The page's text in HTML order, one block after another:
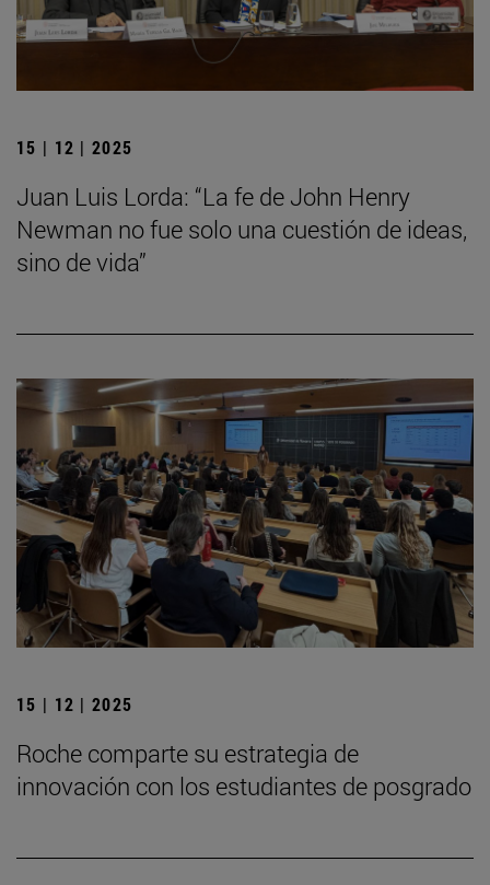
15 | 12 | 2025
Juan Luis Lorda: “La fe de John Henry
Newman no fue solo una cuestión de ideas,
sino de vida”
15 | 12 | 2025
Roche comparte su estrategia de
innovación con los estudiantes de posgrado